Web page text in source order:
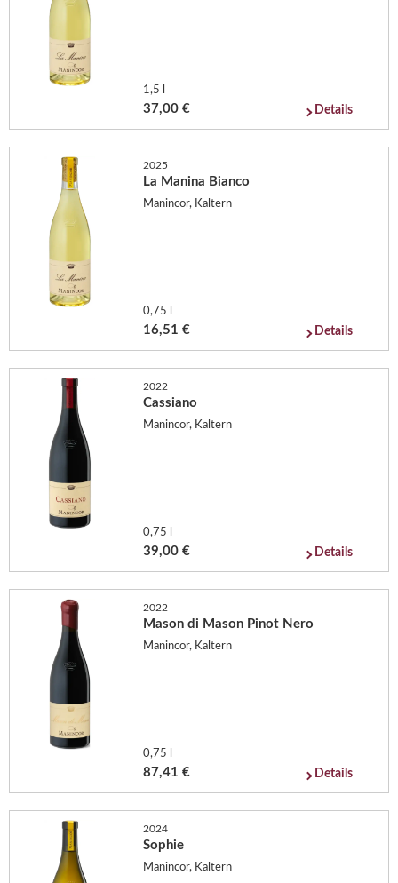
1,5 l
37,00 € Details
2025
La Manina Bianco
Manincor, Kaltern
0,75 l
16,51 € Details
2022
Cassiano
Manincor, Kaltern
0,75 l
39,00 € Details
2022
Mason di Mason Pinot Nero
Manincor, Kaltern
0,75 l
87,41 € Details
2024
Sophie
Manincor, Kaltern